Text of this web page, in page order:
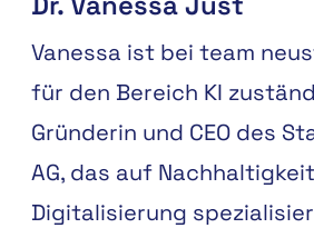
Vanessa ist bei team
für den Bereich KI
Gründerin und CEO des
AG, das auf
Digitalisierung